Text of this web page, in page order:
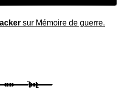
sur Mémoire de guerre.